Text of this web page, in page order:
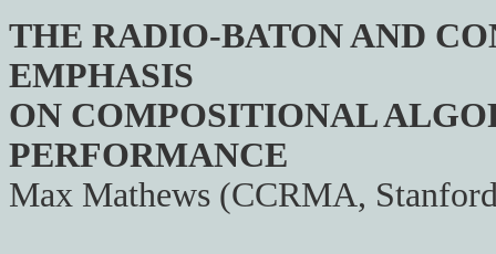
THE RADIO-BATON AND
EMPHASIS
ON COMPOSITIONAL
PERFORMANCE
Max Mathews (CCRMA,